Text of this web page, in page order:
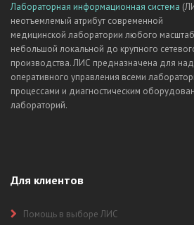
Лабораторная информационная система
неотъемлемый атрибут современной
медицинской лаборатории любого
небольшой локальной до крупного
производства. ЛИС предназначена для
оперативного управления всеми
процессами и диагностическим
лабораторий.
Для клиентов
Помощь в выборе ЛИС